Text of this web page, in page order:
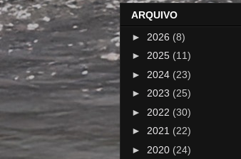
ARQUIVO
► 2026 (8)
► 2025 (11)
► 2024 (23)
► 2023 (25)
► 2022 (30)
► 2021 (22)
► 2020 (24)